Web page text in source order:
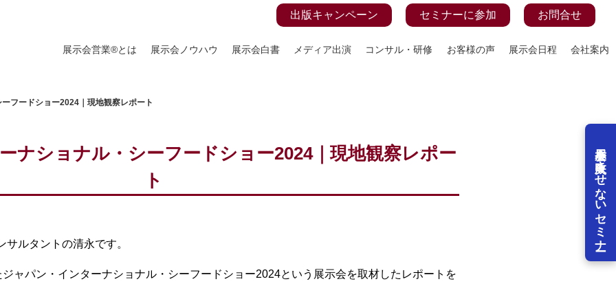
展示会を失敗させないセミナー
出版キャンペーン セミナーに参加 お問合せ
展示会営業®とは 展示会ノウハウ 展示会白書 メディア出演 コンサル・研修 お客様の声 展示会日程 会社案内
フードショー2024｜現地観察レポート
ナショナル・シーフードショー2024｜現地観察レポー
ト
ルタントの清永です。
ャパン・インターナショナル・シーフードショー2024という展示会を取材したレポートを